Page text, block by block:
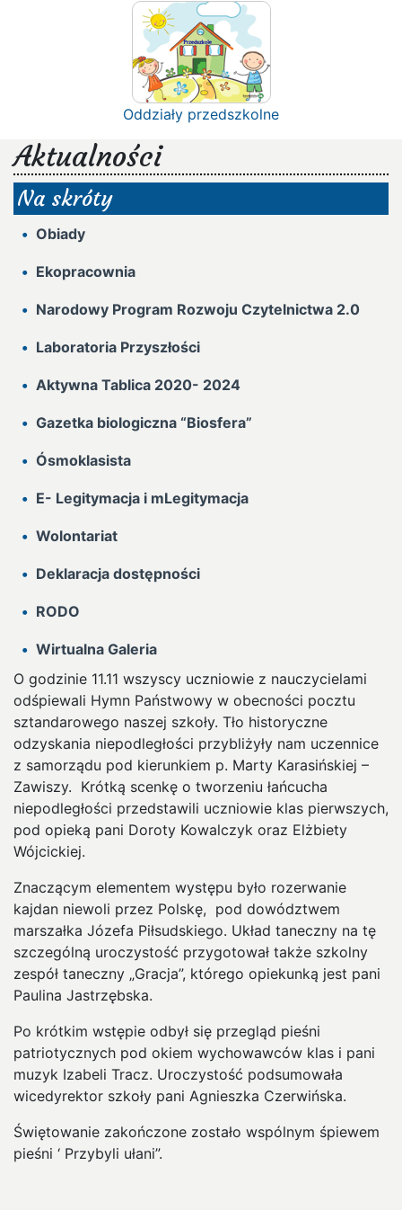
Oddziały przedszkolne
Aktualności
Na skróty
Obiady
Ekopracownia
Narodowy Program Rozwoju Czytelnictwa 2.0
Laboratoria Przyszłości
Aktywna Tablica 2020- 2024
Gazetka biologiczna “Biosfera”
Ósmoklasista
E- Legitymacja i mLegitymacja
Wolontariat
Deklaracja dostępności
RODO
Wirtualna Galeria
O godzinie 11.11 wszyscy uczniowie z nauczycielami
odśpiewali Hymn Państwowy w obecności pocztu
sztandarowego naszej szkoły. Tło historyczne
odzyskania niepodległości przybliżyły nam uczennice
z samorządu pod kierunkiem p. Marty Karasińskiej –
Zawiszy. Krótką scenkę o tworzeniu łańcucha
niepodległości przedstawili uczniowie klas pierwszych,
pod opieką pani Doroty Kowalczyk oraz Elżbiety
Wójcickiej.
Znaczącym elementem występu było rozerwanie
kajdan niewoli przez Polskę, pod dowództwem
marszałka Józefa Piłsudskiego. Układ taneczny na tę
szczególną uroczystość przygotował także szkolny
zespół taneczny „Gracja”, którego opiekunką jest pani
Paulina Jastrzębska.
Po krótkim wstępie odbył się przegląd pieśni
patriotycznych pod okiem wychowawców klas i pani
muzyk Izabeli Tracz. Uroczystość podsumowała
wicedyrektor szkoły pani Agnieszka Czerwińska.
Świętowanie zakończone zostało wspólnym śpiewem
pieśni ‘ Przybyli ułani”.